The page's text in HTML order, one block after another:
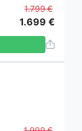
1.799 €
1.699 €